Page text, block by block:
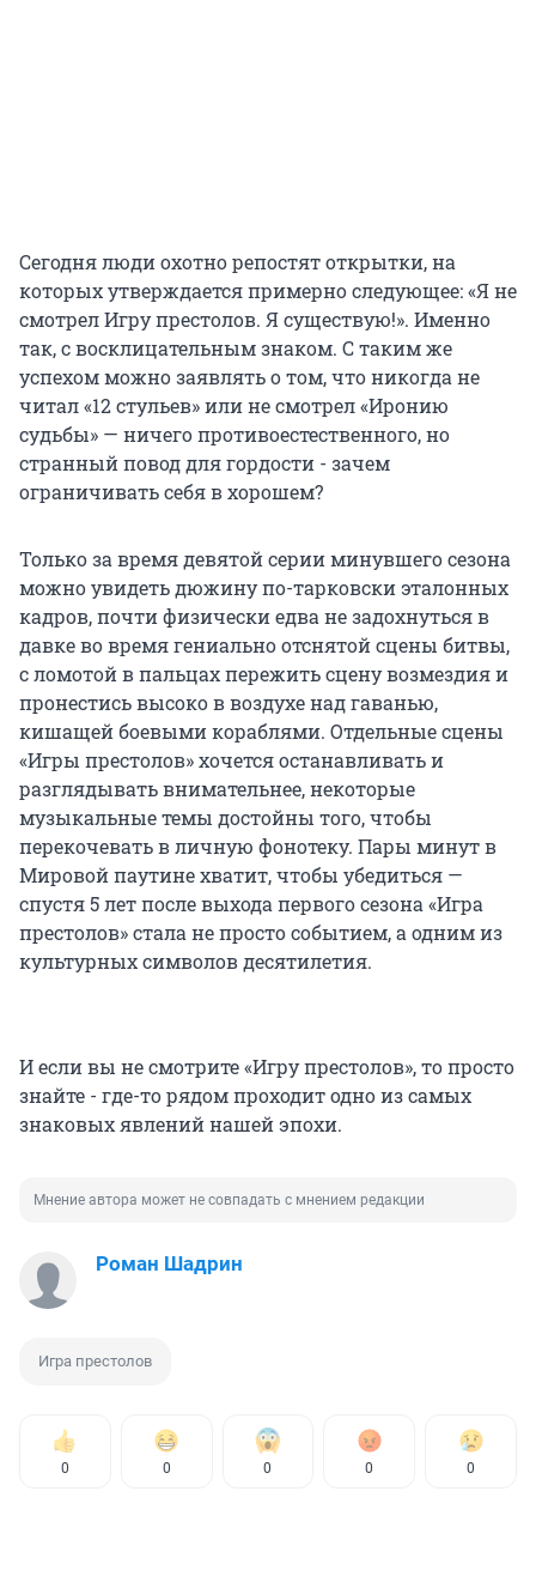
Сегодня люди охотно репостят открытки, на
которых утверждается примерно следующее: «Я не
смотрел Игру престолов. Я существую!». Именно
так, с восклицательным знаком. С таким же
успехом можно заявлять о том, что никогда не
читал «12 стульев» или не смотрел «Иронию
судьбы» — ничего противоестественного, но
странный повод для гордости - зачем
ограничивать себя в хорошем?
Только за время девятой серии минувшего сезона
можно увидеть дюжину по-тарковски эталонных
кадров, почти физически едва не задохнуться в
давке во время гениально отснятой сцены битвы,
с ломотой в пальцах пережить сцену возмездия и
пронестись высоко в воздухе над гаванью,
кишащей боевыми кораблями. Отдельные сцены
«Игры престолов» хочется останавливать и
разглядывать внимательнее, некоторые
музыкальные темы достойны того, чтобы
перекочевать в личную фонотеку. Пары минут в
Мировой паутине хватит, чтобы убедиться —
спустя 5 лет после выхода первого сезона «Игра
престолов» стала не просто событием, а одним из
культурных символов десятилетия.
И если вы не смотрите «Игру престолов», то просто
знайте - где-то рядом проходит одно из самых
знаковых явлений нашей эпохи.
Мнение автора может не совпадать с мнением редакции
Роман Шадрин
Игра престолов
0 0 0 0 0